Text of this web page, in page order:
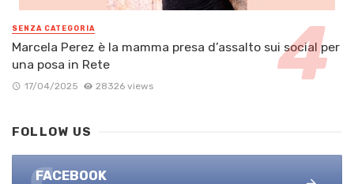
SENZA CATEGORIA
Marcela Perez è la mamma presa d’assalto sui social per
una posa in Rete
17/04/2025 28326 views
FOLLOW US
FACEBOOK